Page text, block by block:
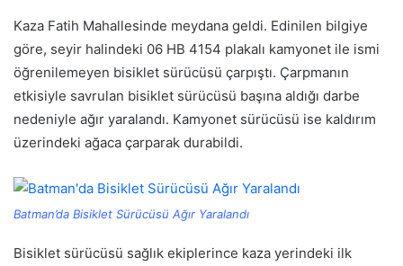
Kaza Fatih Mahallesinde meydana geldi. Edinilen bilgiye
göre, seyir halindeki 06 HB 4154 plakalı kamyonet ile ismi
öğrenilemeyen bisiklet sürücüsü çarpıştı. Çarpmanın
etkisiyle savrulan bisiklet sürücüsü başına aldığı darbe
nedeniyle ağır yaralandı. Kamyonet sürücüsü ise kaldırım
üzerindeki ağaca çarparak durabildi.
Batman’da Bisiklet Sürücüsü Ağır Yaralandı
Bisiklet sürücüsü sağlık ekiplerince kaza yerindeki ilk